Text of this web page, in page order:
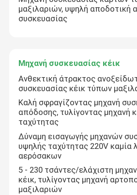
Ποιοτικός έλεγχος
Μας ελάτε σε επαφή με
Ζητήστε ένα απόσπασμα
Οριζόντια μηχανή συσκευασίας
αυτόματη μηχανή συσκευασίας
μαξιλαριών, υψηλή αποδοτική
συσκευασίας
Μηχανή συσκευασίας κέικ
Ανθεκτική άτρακτος
συσκευασίας κέικ τύπων
Καλή σφραγίζοντας μηχανή
απόδοσης, τυλίγοντας μηχανή
ταχύτητας
Δύναμη εισαγωγής μηχανών
υψηλής ταχύτητας 220V καμία
αερόσακων
5 - 230 τσάντες/ελάχιστη
κέικ, τυλίγοντας μηχανή
μαξιλαριών